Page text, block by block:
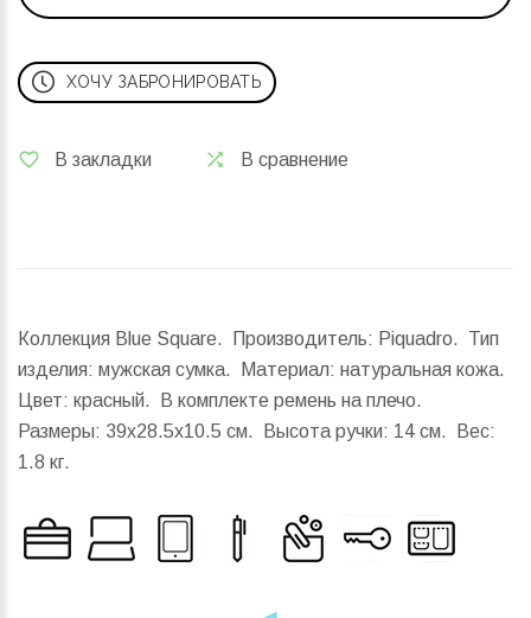
ХОЧУ ЗАБРОНИРОВАТЬ
В закладки В сравнение
Коллекция Blue Square. Производитель: Piquadro. Тип
изделия: мужская сумка. Материал: натуральная кожа.
Цвет: красный. В комплекте ремень на плечо.
Размеры: 39x28.5x10.5 см. Высота ручки: 14 см.
Вес:
1.8 кг.